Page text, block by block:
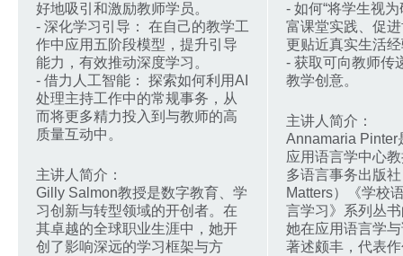
好地吸引和激励教师学员。
- 深化学习引导： 在自己的教学工
作中应用五阶段模型，提升引导
能力，有效推动深度学习。
- 借力人工智能： 探索如何利用AI
处理主持工作中的常规事务，从
而将更多精力投入到与教师的高
质量互动中。
主讲人简介：
Gilly Salmon教授是数字教育、学
习创新与转型领域的开创者。在
其卓越的全球职业生涯中，她开
创了影响深远的学习框架与方
- 如何“将学生视
富课堂实践、促
更贴近真实生活
- 获取可向教师传
教学创意。
主讲人简介：
Annamaria Pinter
应用语言学中心
多语言事务出版
Matters）《学校
言学习》系列丛
她在应用语言学
著述颇丰，代表